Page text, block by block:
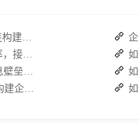
打通部门协作脉络：5 个方法 + 接而连构建顺畅联动团队
告别单打独斗：协同工作重塑团队效率，接而连打造数据合规协作空间
部门各自为战？接而连用 3 招破除信息壁垒，让协作效率翻倍
打破信息孤岛：接而连以协同 + 共享构建企业高效办公生态